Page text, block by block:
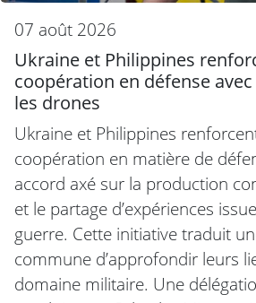
07 août 2026
Ukraine et Philippines
coopération en défense
les drones
Ukraine et Philippines
coopération en matière de
accord axé sur la production
et le partage d’expériences
guerre. Cette initiative traduit
commune d’approfondir leurs
domaine militaire. Une